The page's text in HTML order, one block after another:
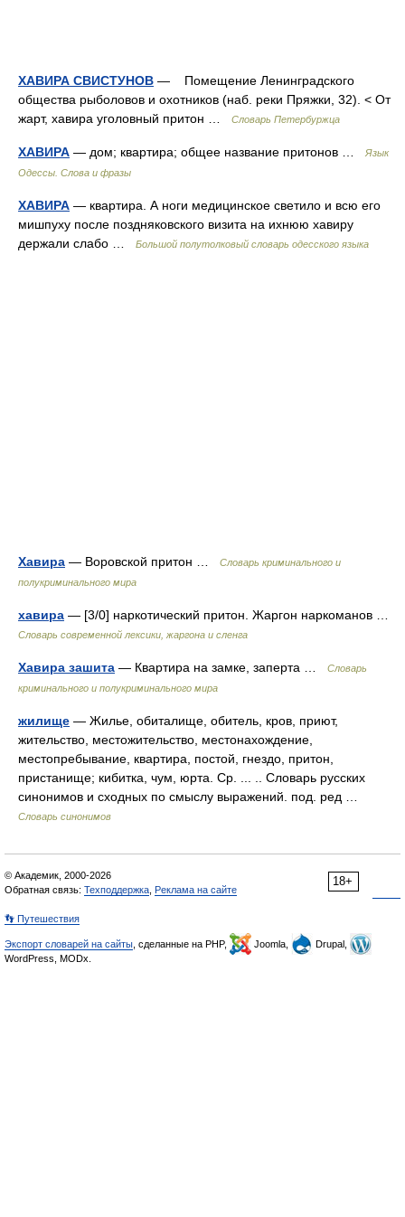
ХАВИРА СВИСТУНОВ — Помещение Ленинградского
общества рыболовов и охотников (наб. реки Пряжки, 32). < От
жарт, хавира уголовный притон …
Словарь Петербуржца
ХАВИРА — дом; квартира; общее название притонов …
Язык
Одессы. Слова и фразы
ХАВИРА — квартира. А ноги медицинское светило и всю его
мишпуху после поздняковского визита на ихнюю хавиру
держали слабо …
Большой полутолковый словарь одесского языка
Хавира — Воровской притон …
Словарь криминального и
полукриминального мира
хавира — [3/0] наркотический притон. Жаргон наркоманов …
Cловарь современной лексики, жаргона и сленга
Хавира зашита — Квартира на замке, заперта …
Словарь
криминального и полукриминального мира
жилище — Жилье, обиталище, обитель, кров, приют,
жительство, местожительство, местонахождение,
местопребывание, квартира, постой, гнездо, притон,
пристанище; кибитка, чум, юрта. Ср. ... .. Словарь русских
синонимов и сходных по смыслу выражений. под. ред …
Словарь синонимов
18+
© Академик, 2000-2026
Обратная связь: Техподдержка Реклама на сайте
👣 Путешествия
Экспорт словарей на сайты , сделанные на PHP, Joomla,
Drupal,
WordPress, MODx.